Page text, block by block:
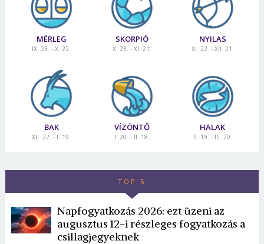
MÉRLEG
IX. 23. - X. 22.
SKORPIÓ
X. 23. - XI. 21.
NYILAS
XI. 22. - XII. 21.
BAK
XII. 22. - I. 19.
VÍZÖNTŐ
I. 20. - II. 18.
HALAK
II. 19. - III. 20.
TOP 5
Napfogyatkozás 2026: ezt üzeni az
augusztus 12-i részleges fogyatkozás a
csillagjegyeknek